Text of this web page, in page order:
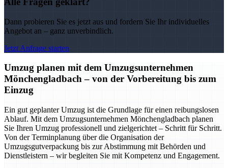
Dann probieren Sie es jetzt aus und fordern Sie Ihr individuelles
Angebot an – ganz unverbindlich.
Jetzt Anfrage starten
Umzug planen mit dem Umzugsunternehmen
Mönchengladbach – von der Vorbereitung bis zum
Einzug
Ein gut geplanter Umzug ist die Grundlage für einen reibungslosen
Ablauf. Mit dem Umzugsunternehmen Mönchengladbach planen
Sie Ihren Umzug professionell und zielgerichtet – Schritt für Schritt.
Von der Terminplanung über die Organisation der
Umzugsgutverpackung bis zur Abstimmung mit Behörden und
Dienstleistern – wir begleiten Sie mit Kompetenz und Engagement.